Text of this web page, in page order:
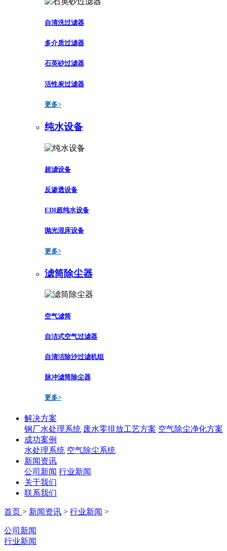
自清洗过滤器
多介质过滤器
石英砂过滤器
活性炭过滤器
更多>
纯水设备
超滤设备
反渗透设备
EDI超纯水设备
抛光混床设备
更多>
滤筒除尘器
空气滤筒
自洁式空气过滤器
自清洁除沙过滤机组
脉冲滤筒除尘器
更多>
解决方案
钢厂水处理系统 废水零排放工艺方案 空气除尘净化方案
成功案例
水处理系统 空气除尘系统
新闻资讯
公司新闻 行业新闻
关于我们
联系我们
首页 > 新闻资讯 > 行业新闻 >
公司新闻
行业新闻